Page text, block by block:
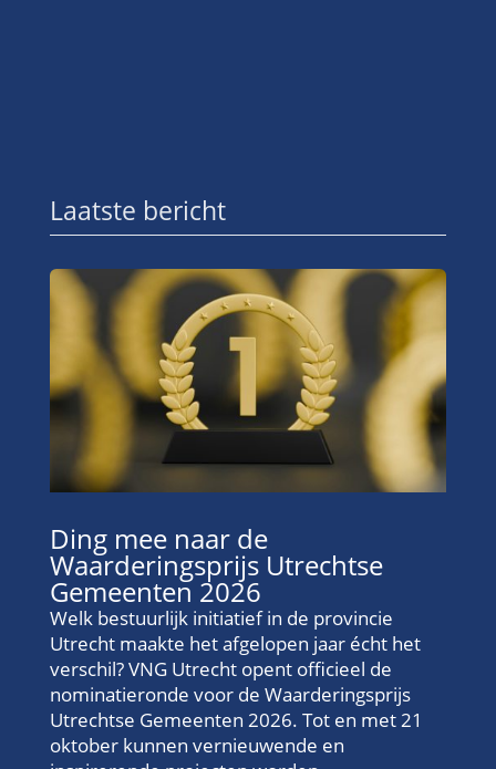
Laatste bericht
Ding mee naar de
Waarderingsprijs Utrechtse
Gemeenten 2026
Welk bestuurlijk initiatief in de provincie
Utrecht maakte het afgelopen jaar écht het
verschil? VNG Utrecht opent officieel de
nominatieronde voor de Waarderingsprijs
Utrechtse Gemeenten 2026. Tot en met 21
oktober kunnen vernieuwende en